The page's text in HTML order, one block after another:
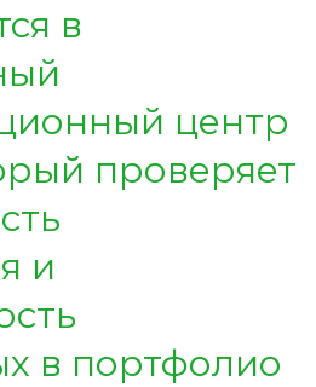
в
центр
проверяет
и
в портфолио